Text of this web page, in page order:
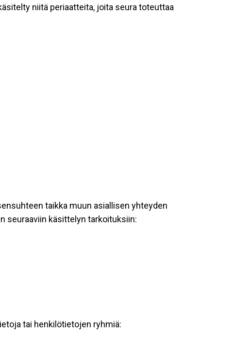
niitä periaatteita, joita seura toteuttaa
taikka muun asiallisen yhteyden
seuraaviin käsittelyn tarkoituksiin:
tai henkilötietojen ryhmiä: